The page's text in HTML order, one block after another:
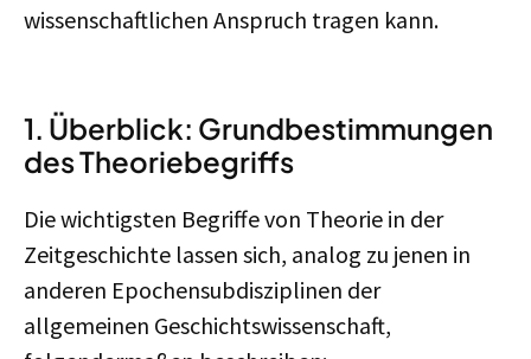
wissenschaftlichen Anspruch tragen kann.
1. Überblick: Grundbestimmungen
des Theoriebegriffs
Die wichtigsten Begriffe von Theorie in der
Zeitgeschichte lassen sich, analog zu jenen in
anderen Epochensubdisziplinen der
allgemeinen Geschichtswissenschaft,